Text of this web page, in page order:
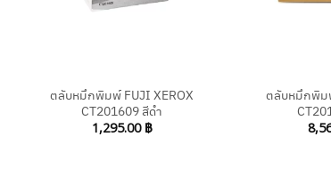
ตลับหมึกพิมพ์ FUJI XEROX
CT201609 สีดำ
1,295.00 ฿
ตลับหมึกพิม